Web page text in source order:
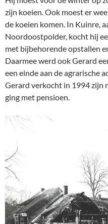
zijn koeien. Ook moest er
de koeien komen. In Kuinre,
Noordoostpolder, kocht hij
met bijbehorende opstallen
Daarmee werd ook Gerard
een einde aan de agrarische
Gerard verkocht in 1994 zijn
ging met pensioen.